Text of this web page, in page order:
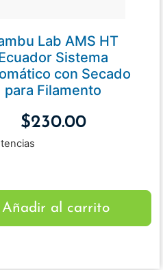
Lab AMS HT
Sistema
con Secado
para Filamento
$230.00
Añadir al carrito